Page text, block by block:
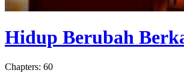
Hidup Berubah
Chapters: 60